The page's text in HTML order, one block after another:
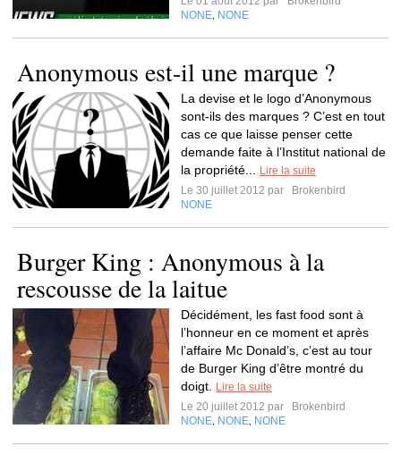
NONE NONE
Anonymous est-il une marque ?
La devise et le logo d’Anonymous
sont-ils des marques ? C’est en tout
cas ce que laisse penser cette
demande faite à l’Institut national de
la propriété...
Lire la suite
Le 30 juillet 2012 par
Brokenbird
NONE
Burger King : Anonymous à la
rescousse de la laitue
Décidément, les fast food sont à
l’honneur en ce moment et après
l’affaire Mc Donald’s, c’est au tour
de Burger King d’être montré du
doigt.
Lire la suite
Le 20 juillet 2012 par
Brokenbird
NONE NONE NONE